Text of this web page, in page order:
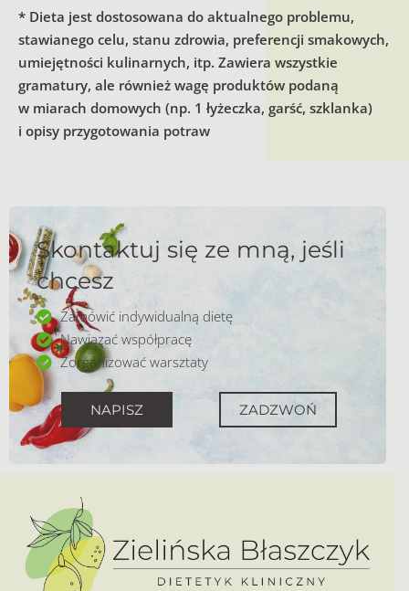
* Dieta jest dostosowana do aktualnego problemu,
stawianego celu, stanu zdrowia, preferencji smakowych,
umiejętności kulinarnych, itp. Zawiera wszystkie
gramatury, ale również wagę produktów podaną
w miarach domowych (np. 1 łyżeczka, garść, szklanka)
i opisy przygotowania potraw
Skontaktuj się ze mną, jeśli
chcesz
Zamówić indywidualną dietę
Nawiązać współpracę
Zorganizować warsztaty
NAPISZ ZADZWOŃ